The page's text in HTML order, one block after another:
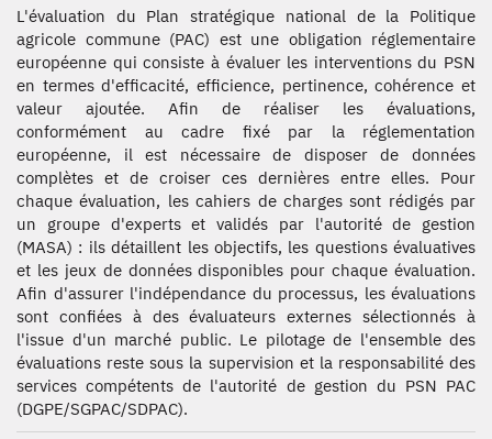
L'évaluation du Plan stratégique national de la Politique
agricole commune (PAC) est une obligation réglementaire
européenne qui consiste à évaluer les interventions du PSN
en termes d'efficacité, efficience, pertinence, cohérence et
valeur ajoutée. Afin de réaliser les évaluations,
conformément au cadre fixé par la réglementation
européenne, il est nécessaire de disposer de données
complètes et de croiser ces dernières entre elles. Pour
chaque évaluation, les cahiers de charges sont rédigés par
un groupe d'experts et validés par l'autorité de gestion
(MASA) : ils détaillent les objectifs, les questions évaluatives
et les jeux de données disponibles pour chaque évaluation.
Afin d'assurer l'indépendance du processus, les évaluations
sont confiées à des évaluateurs externes sélectionnés à
l'issue d'un marché public. Le pilotage de l'ensemble des
évaluations reste sous la supervision et la responsabilité des
services compétents de l'autorité de gestion du PSN PAC
(DGPE/SGPAC/SDPAC).